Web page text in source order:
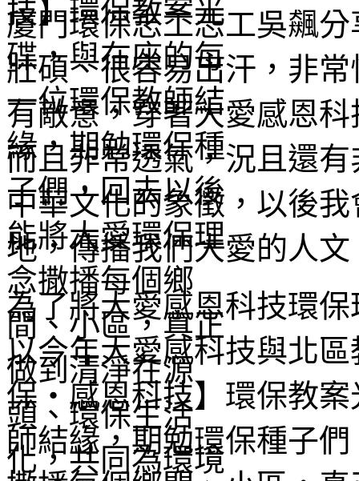
廈門環保志工志工吳飆
壯碩、很容易出汗，非
有敵意，穿著大愛感恩
而且非常透氣，況且還
中華文化的象徵，以後
地，傳播我們大愛的人文
為了將大愛感恩科技環
以今年大愛感科技與北
保‧感恩科技】環保教案
師結緣，期勉環保種子